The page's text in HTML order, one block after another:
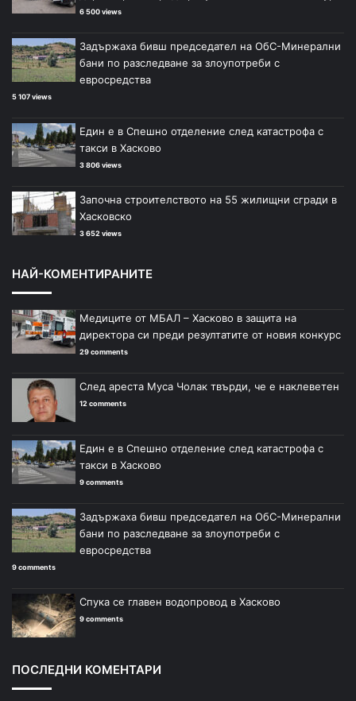
6 500 views
Задържаха бивш председател на ОбС-Минерални
бани по разследване за злоупотреби с
евросредства
5 107 views
Един е в Спешно отделение след катастрофа с
такси в Хасково
3 806 views
Започна строителството на 55 жилищни сгради в
Хасковско
3 652 views
НАЙ-КОМЕНТИРАНИТЕ
Медиците от МБАЛ – Хасково в защита на
директора си преди резултатите от новия конкурс
29 comments
След ареста Муса Чолак твърди, че е наклеветен
12 comments
Един е в Спешно отделение след катастрофа с
такси в Хасково
9 comments
Задържаха бивш председател на ОбС-Минерални
бани по разследване за злоупотреби с
евросредства
9 comments
Спука се главен водопровод в Хасково
9 comments
ПОСЛЕДНИ КОМЕНТАРИ